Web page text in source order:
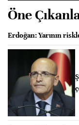
Öne
Erdoğan: Yarının